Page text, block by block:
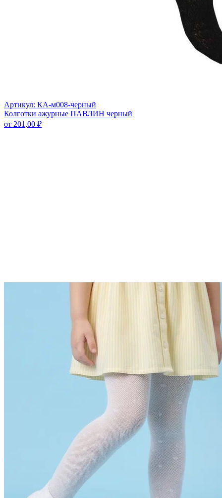
Артикул: КА-м008-черный
Колготки ажурные ПАВЛИН черный
от 201,00 ₽